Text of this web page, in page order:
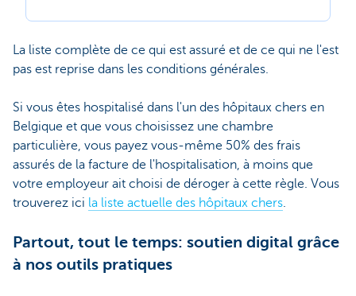
La liste complète de ce qui est assuré et de ce qui ne l'est
pas est reprise dans les conditions générales.
Si vous êtes hospitalisé dans l'un des hôpitaux chers en
Belgique et que vous choisissez une chambre
particulière, vous payez vous-même 50% des frais
assurés de la facture de l'hospitalisation, à moins que
votre employeur ait choisi de déroger à cette règle. Vous
trouverez ici la liste actuelle des hôpitaux chers.
Partout, tout le temps: soutien digital grâce
à nos outils pratiques